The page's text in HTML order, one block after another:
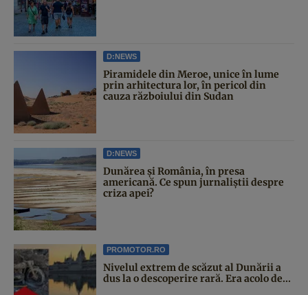
D:NEWS
Piramidele din Meroe, unice în lume
prin arhitectura lor, în pericol din
cauza războiului din Sudan
D:NEWS
Dunărea și România, în presa
americană. Ce spun jurnaliștii despre
criza apei?
PROMOTOR.RO
Nivelul extrem de scăzut al Dunării a
dus la o descoperire rară. Era acolo de...